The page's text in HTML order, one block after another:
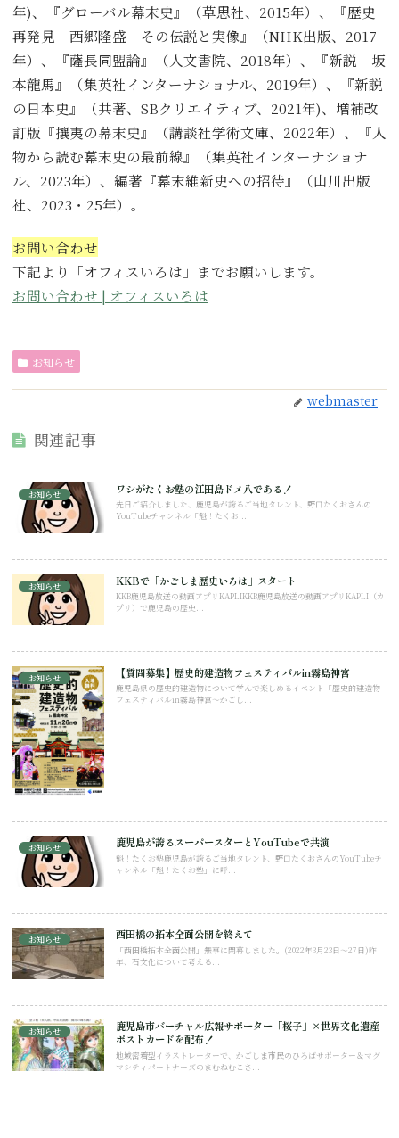
年)、『グローバル幕末史』（草思社、2015年）、『歴史
再発見 西郷隆盛 その伝説と実像』（NHK出版、2017
年）、『薩長同盟論』（人文書院、2018年）、『新説 坂
本龍馬』（集英社インターナショナル、2019年）、『新説
の日本史』（共著、SBクリエイティブ、2021年)、増補改
訂版『攘夷の幕末史』（講談社学術文庫、2022年）、『人
物から読む幕末史の最前線』（集英社インターナショナ
ル、2023年）、編著『幕末維新史への招待』（山川出版
社、2023・25年）。
お問い合わせ
下記より「オフィスいろは」までお願いします。
お問い合わせ | オフィスいろは
お知らせ
webmaster
関連記事
お知らせ ワシがたくお塾の江田島ドメ八である！
先日ご紹介しました、鹿児島が誇るご当地タレント、野口たくおさんの
YouTubeチャンネル「魁！たくお...
お知らせ KKBで「かごしま歴史いろは」スタート
KKB鹿児島放送の動画アプリKAPLIKKB鹿児島放送の動画アプリKAPLI（カ
プリ）で鹿児島の歴史...
お知らせ 【質問募集】歴史的建造物フェスティバルin霧島神宮
鹿児島県の歴史的建造物について学んで楽しめるイベント「歴史的建造物
フェスティバルin霧島神宮～かごし...
お知らせ 鹿児島が誇るスーパースターとYouTubeで共演
魁！たくお塾鹿児島が誇るご当地タレント、野口たくおさんのYouTubeチ
ャンネル「魁！たくお塾」に呼...
お知らせ 西田橋の拓本全面公開を終えて
「西田橋拓本全面公開」無事に閉幕しました。(2022年3月23日～27日)昨
年、石文化について考える...
お知らせ
鹿児島市バーチャル広報サポーター「桜子」×世界文化遺産
ポストカードを配布！
地域密着型イラストレーターで、かごしま市民のひろばサポーター＆マグ
マシティパートナーズのまむねむこさ...